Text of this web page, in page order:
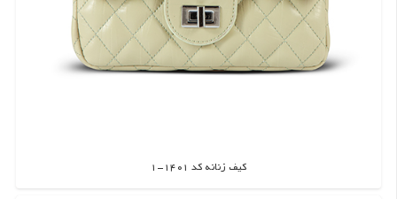
کیف زنانه کد 1401-1
اطلاعات بیشتر